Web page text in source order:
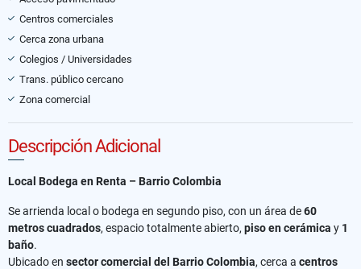
Centros comerciales
Cerca zona urbana
Colegios / Universidades
Trans. público cercano
Zona comercial
Descripción Adicional
Local Bodega en Renta – Barrio Colombia
Se arrienda local o bodega en segundo piso, con un área de60
metros cuadrados, espacio totalmente abierto, piso en cerámica y 1
baño.
Ubicado en sector comercial del Barrio Colombia, cerca a centros